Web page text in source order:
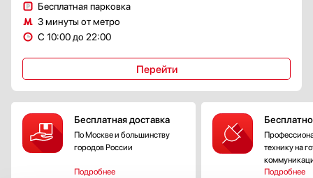
Бесплатная парковка
3 минуты от метро
С 10:00 до 22:00
Перейти
Бесплатная доставка
По Москве и большинству
городов России
Подробнее
технику на
Подробнее